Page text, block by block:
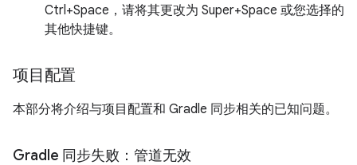
Ctrl+Space，请将其更改为 Super+Space 或您选择的
其他快捷键。
项目配置
本部分将介绍与项目配置和 Gradle 同步相关的已知问题。
Gradle 同步失败：管道无效